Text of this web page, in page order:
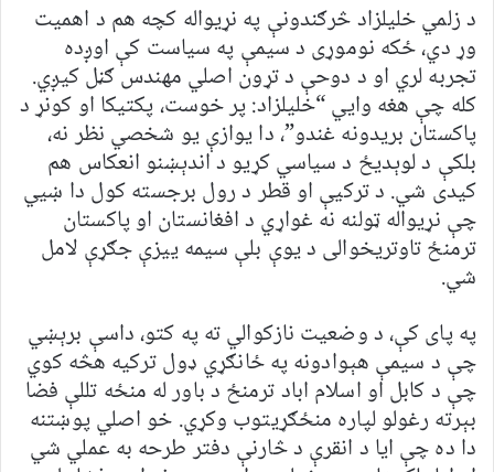
د زلمي خلیلزاد څرګندونې په نړیواله کچه هم د اهمیت
وړ دي، ځکه نوموړی د سیمې په سیاست کې اوږده
تجربه لري او د دوحې د تړون اصلي مهندس ګڼل کیږي.
کله چې هغه وايي “خلیلزاد: پر خوست، پکتیکا او کونړ د
پاکستان بریدونه غندو”، دا یوازې یو شخصي نظر نه،
بلکې د لوېدیځ د سیاسي کړیو د اندېښنو انعکاس هم
کیدی شي. د ترکیې او قطر د رول برجسته کول دا ښیي
چې نړیواله ټولنه نه غواړي د افغانستان او پاکستان
ترمنځ تاوتریخوالی د یوې بلې سیمه ییزې جګړې لامل
شي.
په پای کې، د وضعیت نازکوالي ته په کتو، داسې برېښي
چې د سیمې هېوادونه په ځانګړي ډول ترکیه هڅه کوي
چې د کابل او اسلام اباد ترمنځ د باور له منځه تللې فضا
بېرته رغولو لپاره منځګړیتوب وکړي. خو اصلي پوښتنه
دا ده چې ایا د انقرې د څارنې دفتر طرحه به عملي شي